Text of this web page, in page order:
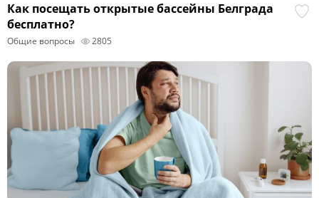
Как посещать открытые бассейны Белграда
бесплатно?
Общие вопросы 2805